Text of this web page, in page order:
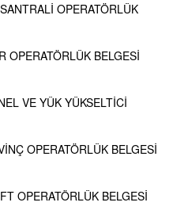
OPERATÖRLÜK
OPERATÖRLÜK BELGESİ
VE YÜK YÜKSELTİCİ
OPERATÖRLÜK BELGESİ
OPERATÖRLÜK BELGESİ